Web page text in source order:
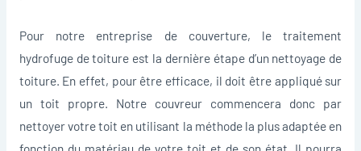
Pour notre entreprise de couverture, le traitement
hydrofuge de toiture est la dernière étape d’un nettoyage de
toiture. En effet, pour être efficace, il doit être appliqué sur
un toit propre. Notre couvreur commencera donc par
nettoyer votre toit en utilisant la méthode la plus adaptée en